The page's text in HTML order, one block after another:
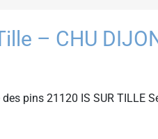
– CHU
pins 21120 IS SUR TILLE